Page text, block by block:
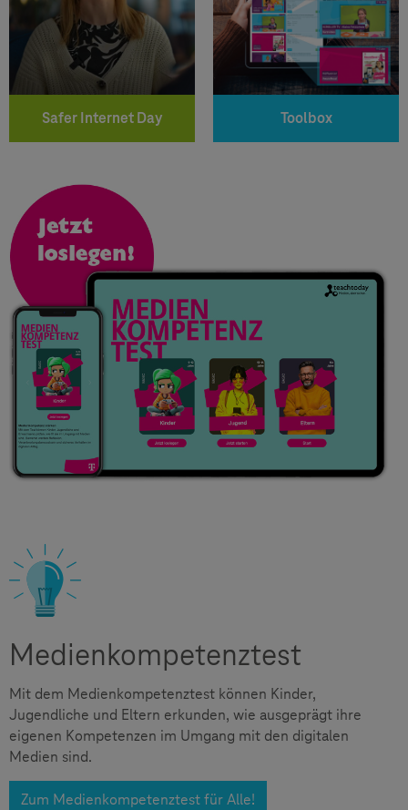
Safer Internet Day Toolbox
Medienkompetenztest
Mit dem Medienkompetenztest können Kinder,
Jugendliche und Eltern erkunden, wie ausgeprägt ihre
eigenen Kompetenzen im Umgang mit den digitalen
Medien sind.
Zum Medienkompetenztest für Alle!